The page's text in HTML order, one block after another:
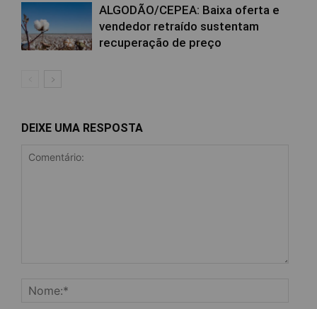
ALGODÃO/CEPEA: Baixa oferta e
vendedor retraído sustentam
recuperação de preço
DEIXE UMA RESPOSTA